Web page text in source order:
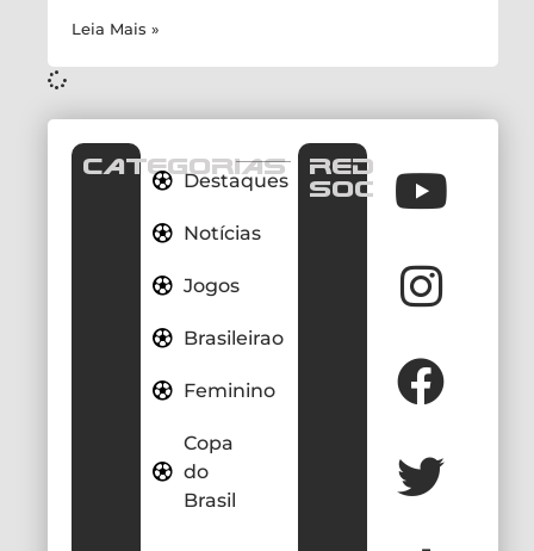
Leia Mais »
CATEGORIAS
Destaques
Notícias
Jogos
Brasileirao
Feminino
Copa
do
Brasil
REDES
SOCIAIS